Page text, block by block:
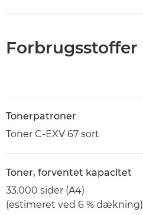
Forbrugsstoffer
Tonerpatroner
Toner C-EXV 67 sort
Toner, forventet kapacitet
33.000 sider (A4)
(estimeret ved 6 % dækning)